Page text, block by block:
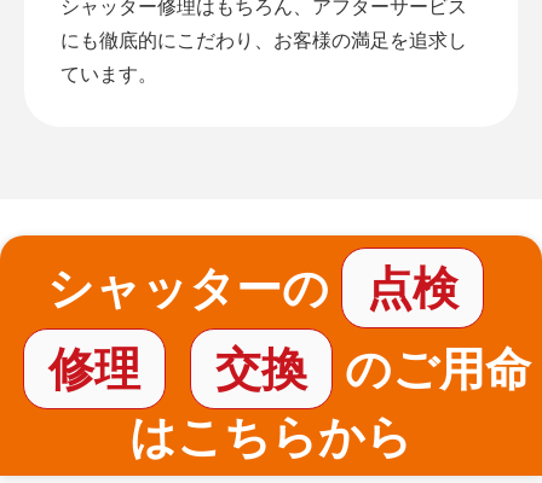
シャッター修理はもちろん、アフターサービス
にも徹底的にこだわり、お客様の満足を追求し
ています。
シャッターの
点検
修理
交換
のご用命
はこちらから